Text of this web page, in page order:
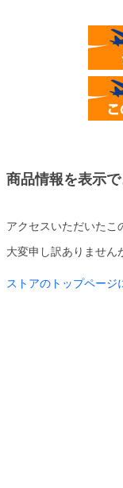
商品情報を表示
アクセスいただいたこ
大変申し訳ありません
ストアのトップページ